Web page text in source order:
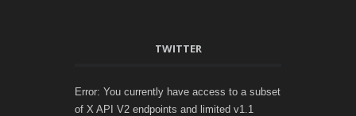
TWITTER
Error: You currently have access to a subset
of X API V2 endpoints and limited v1.1